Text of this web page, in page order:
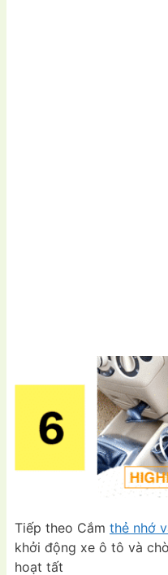
Tiếp theo Cắm thẻ nhớ
khởi động xe ô tô và
hoạt tất